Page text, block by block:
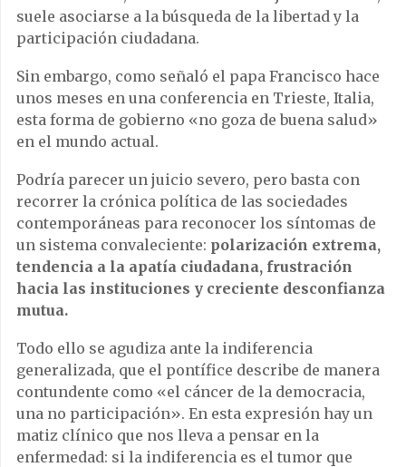
suele asociarse a la búsqueda de la libertad y la
participación ciudadana.
Sin embargo, como señaló el papa Francisco hace
unos meses en una conferencia en Trieste, Italia,
esta forma de gobierno «no goza de buena salud»
en el mundo actual.
Podría parecer un juicio severo, pero basta con
recorrer la crónica política de las sociedades
contemporáneas para reconocer los síntomas de
un sistema convaleciente: polarización extrema,
tendencia a la apatía ciudadana, frustración
hacia las instituciones y creciente desconfianza
mutua.
Todo ello se agudiza ante la indiferencia
generalizada, que el pontífice describe de manera
contundente como «el cáncer de la democracia,
una no participación». En esta expresión hay un
matiz clínico que nos lleva a pensar en la
enfermedad: si la indiferencia es el tumor que